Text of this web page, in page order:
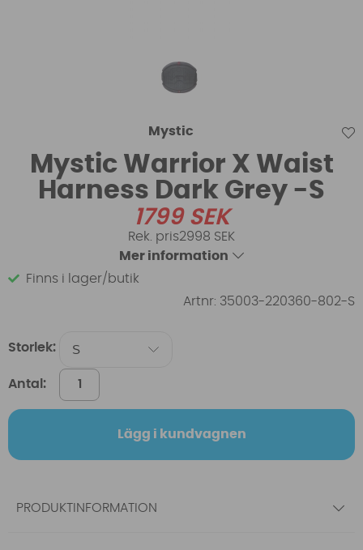
Mystic
Mystic Warrior X Waist
Harness Dark Grey -S
1799SEK
2998 SEK
Mer information
Finns i lager/butik
Artnr: 35003-220360-802-S
Storlek:
Antal:
Lägg i kundvagnen
PRODUKTINFORMATION